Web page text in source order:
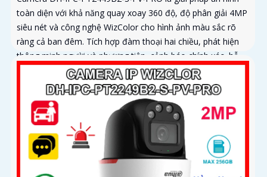
toàn diện với khả năng quay xoay 360 độ, độ phân giải 4MP
siêu nét và công nghệ WizColor cho hình ảnh màu sắc rõ
ràng cả ban đêm. Tích hợp đàm thoại hai chiều, phát hiện
thông minh người và phương tiện, cảnh báo chính xác, hỗ
trợ thẻ nhớ lên đến 256GB